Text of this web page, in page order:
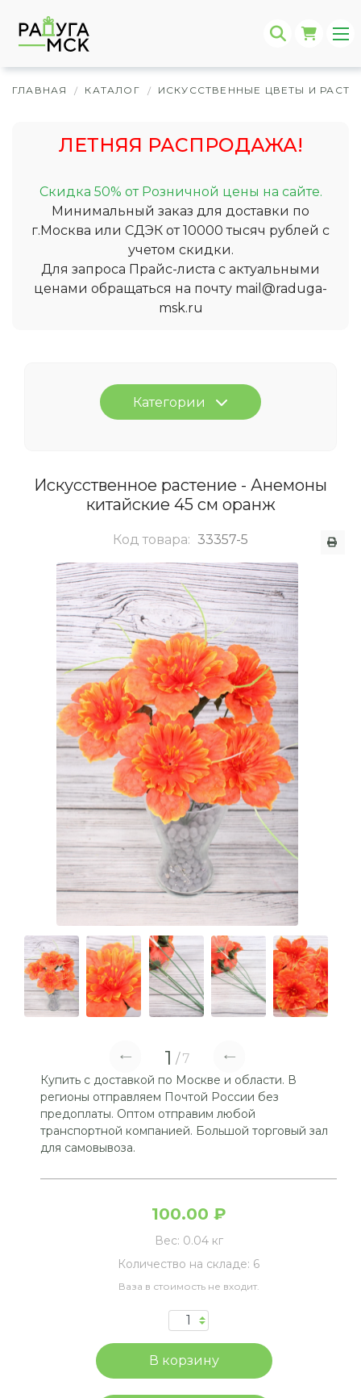
ГЛАВНАЯ / КАТАЛОГ / ИСКУССТВЕННЫЕ ЦВЕТЫ И
ЛЕТНЯЯ РАСПРОДАЖА!
Скидка 50% от Розничной цены на сайте.
Минимальный заказ для доставки по
г.Москва или СДЭК от 10000 тысяч рублей с
учетом скидки.
Для запроса Прайс-листа с актуальными
ценами обращаться на почту mail@raduga-
msk.ru
Категории
Искусственное растение - Анемоны
китайские 45 см оранж
Код товара: 33357-5
1 7
Купить с доставкой по Москве и области. В
регионы отправляем Почтой России без
предоплаты. Оптом отправим любой
транспортной компанией. Большой торговый зал
для самовывоза.
100.00 ₽
Вес: 0.04 кг
Количество на складе: 6
Ваза в стоимость не входит.